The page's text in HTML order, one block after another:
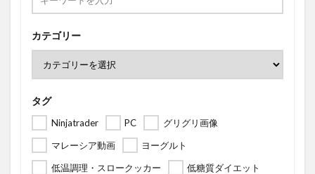
カテゴリー
タグ
Ninjatrader PC
グリグリ画像
マレーシア動画
ヨーグルト
低温調理・スロークッカー
低糖質ダイエット